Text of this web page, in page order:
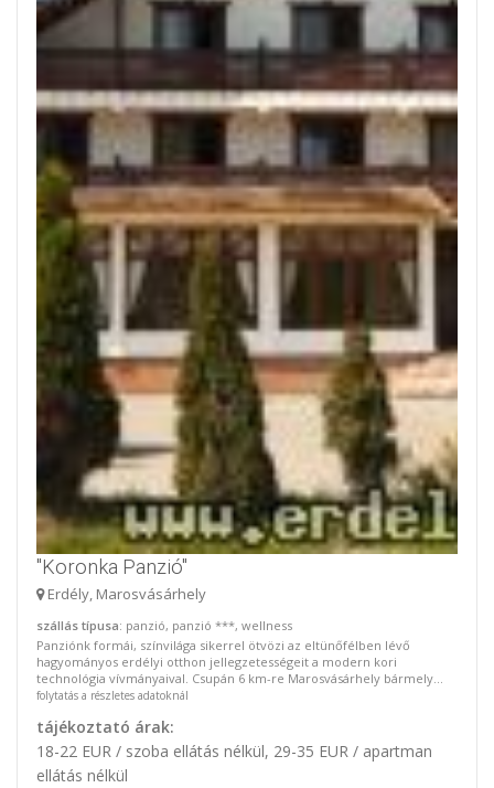
"Koronka Panzió"
Erdély, Marosvásárhely
szállás típusa: panzió, panzió ***, wellness
Panziónk formái, színvilága sikerrel ötvözi az eltünőfélben lévő
hagyományos erdélyi otthon jellegzetességeit a modern kori
technológia vívmányaival. Csupán 6 km-re Marosvásárhely bármely...
folytatás a részletes adatoknál
tájékoztató árak:
18-22 EUR / szoba ellátás nélkül, 29-35 EUR / apartman
ellátás nélkül